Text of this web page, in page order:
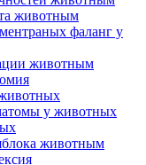
животным
фаланг у
животным
у животных
животным